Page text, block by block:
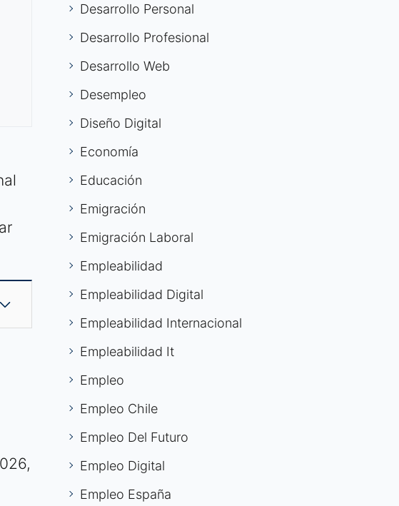
Desarrollo Personal
Desarrollo Profesional
Desarrollo Web
Desempleo
Diseño Digital
Economía
Educación
Emigración
Emigración Laboral
Empleabilidad
Empleabilidad Digital
Empleabilidad Internacional
Empleabilidad It
Empleo
Empleo Chile
Empleo Del Futuro
Empleo Digital
Empleo España